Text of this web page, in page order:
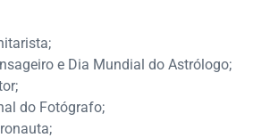
e Dia Mundial do Astrólogo;
do Fotógrafo;